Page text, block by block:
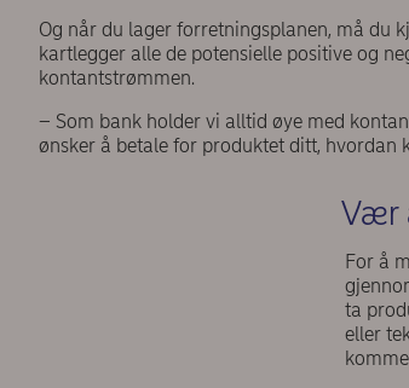
Og når du lager forretningsplanen, må du
kartlegger alle de potensielle positive og
kontantstrømmen.
– Som bank holder vi alltid øye med
ønsker å betale for produktet ditt, hvordan
Vær
For å
ta
eller